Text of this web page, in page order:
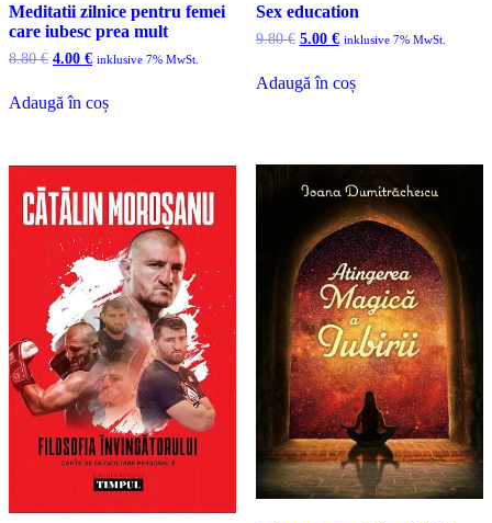
Meditatii zilnice pentru femei
care iubesc prea mult
8.80€ Prețul
fost:
4.00 €Prețul
4.00 €.
inklusive 7% MwSt.
Adaugă în coș
Sex education
9.80€ Prețul
a
fost:
5.00 €Prețul
5.00 €.
inklusive 7% MwSt.
Adaugă în coș